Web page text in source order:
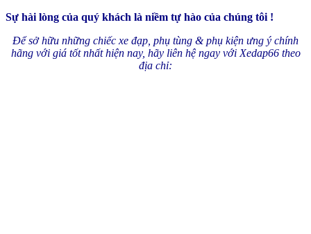
Sự hài lòng của quý khách là niềm tự hào của chúng tôi !
Để sở hữu những chiếc xe đạp, phụ tùng & phụ kiện ưng ý chính
hãng với giá tốt nhất hiện nay, hãy liên hệ ngay với Xedap66 theo
địa chỉ: